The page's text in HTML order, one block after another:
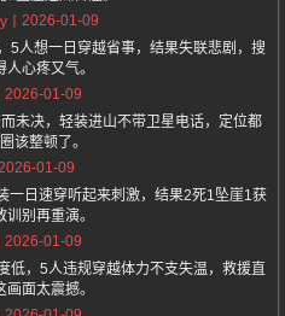
2026-01-09
5人想一日穿越省事，结果失联悲剧，搜
心疼又气。
2026-01-09
未决，轻装进山不带卫星电话，定位都
该整顿了。
01-09
一日速穿听起来刺激，结果2死1坠崖1获
别再重演。
2026-01-09
低，5人违规穿越体力不支失温，救援直
面太震撼。